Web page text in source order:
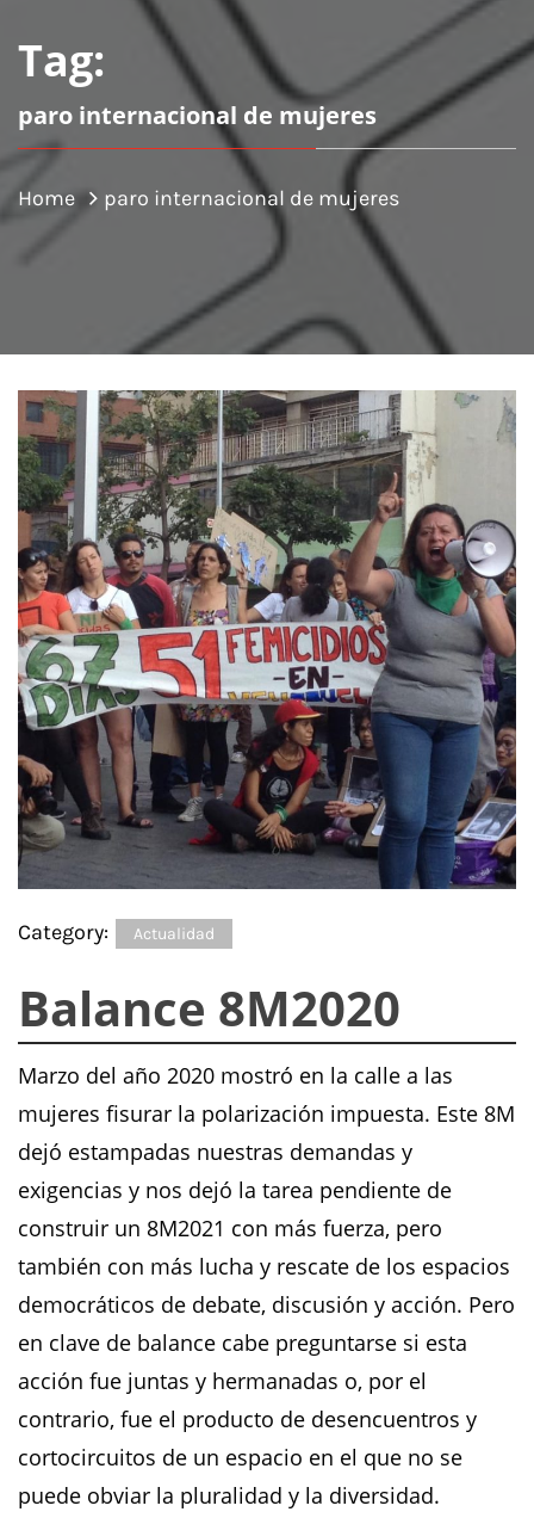
Tag:
paro internacional de mujeres
Home paro internacional de mujeres
Category: Actualidad
Balance 8M2020
Marzo del año 2020 mostró en la calle a las
mujeres fisurar la polarización impuesta. Este 8M
dejó estampadas nuestras demandas y
exigencias y nos dejó la tarea pendiente de
construir un 8M2021 con más fuerza, pero
también con más lucha y rescate de los espacios
democráticos de debate, discusión y acción. Pero
en clave de balance cabe preguntarse si esta
acción fue juntas y hermanadas o, por el
contrario, fue el producto de desencuentros y
cortocircuitos de un espacio en el que no se
puede obviar la pluralidad y la diversidad.